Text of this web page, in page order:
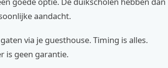
aandacht.
via je guesthouse. Timing is alles.
is geen garantie.